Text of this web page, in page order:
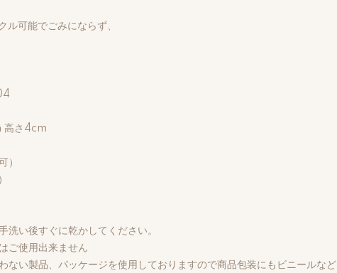
可能でごみにならず、
高さ4cm
）
洗い後すぐに乾かしてください。
ご使用出来ません
ない製品、パッケージを使用しておりますので商品包装にもビニールな